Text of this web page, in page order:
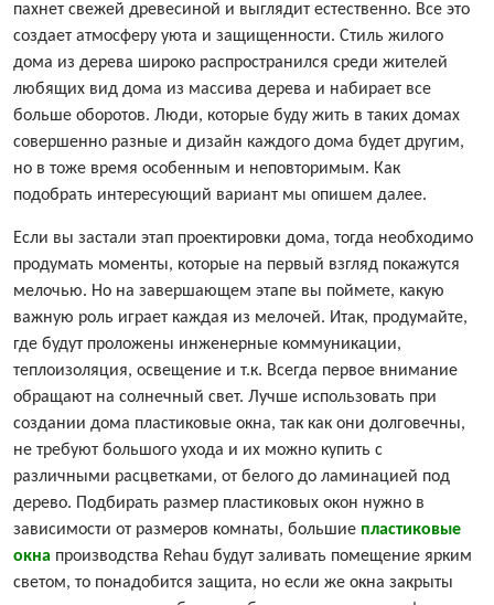
пахнет свежей древесиной и выглядит естественно. Все это
создает атмосферу уюта и защищенности. Стиль жилого
дома из дерева широко распространился среди жителей
любящих вид дома из массива дерева и набирает все
больше оборотов. Люди, которые буду жить в таких домах
совершенно разные и дизайн каждого дома будет другим,
но в тоже время особенным и неповторимым. Как
подобрать интересующий вариант мы опишем далее.
Если вы застали этап проектировки дома, тогда необходимо
продумать моменты, которые на первый взгляд покажутся
мелочью. Но на завершающем этапе вы поймете, какую
важную роль играет каждая из мелочей. Итак, продумайте,
где будут проложены инженерные коммуникации,
теплоизоляция, освещение и т.к. Всегда первое внимание
обращают на солнечный свет. Лучше использовать при
создании дома пластиковые окна, так как они долговечны,
не требуют большого ухода и их можно купить с
различными расцветками, от белого до ламинацией под
дерево. Подбирать размер пластиковых окон нужно в
зависимости от размеров комнаты, большие пластиковые
окна производства Rehau будут заливать помещение ярким
светом, то понадобится защита, но если же окна закрыты